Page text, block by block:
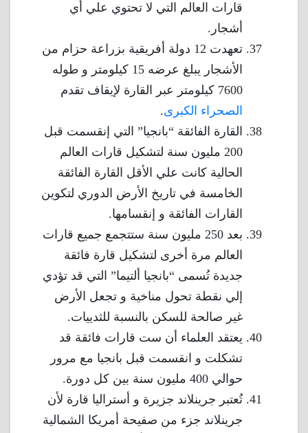
قارات العالم التي لا تحتوي علي أي
أشجار.
تعهدت 12 دولة أفريقية بزراعة حزام من
الأشجار يبلغ عرضه 15 كيلومتر و طوله
7600 كيلومتر عبر القارة لإيقاف تقدم
الصحراء الكبرى.
القارة الفائقة “بانجيا” التي إنقسمت قبل
200 مليون سنة لتشكيل قارات العالم
الحالية كانت علي الأقل القارة الفائقة
الخامسة في تاريخ الأرض الدوري لتكوين
القارات الفائقة و إنقسامها.
بعد 250 مليون سنة ستتجمع جميع قارات
العالم مرة أخرى لتشكيل قارة فائقة
جديدة تُسمى “بانجيا ألتيما” التي قد تؤدي
إلي نقطة تحول مناخية و تجعل الأرض
غير صالحة للسكن بالنسبة للثدييات.
يعتقد العلماء أن ست قارات فائقة قد
تشكلت و انقسمت قبل بانجيا مع مرور
حوالي 400 مليون سنة بين كل دورة.
تُعتبر جرينلاند جزيرة و أستراليا قارة لأن
جرينلاند جزء من صفيحة أمريكا الشمالية